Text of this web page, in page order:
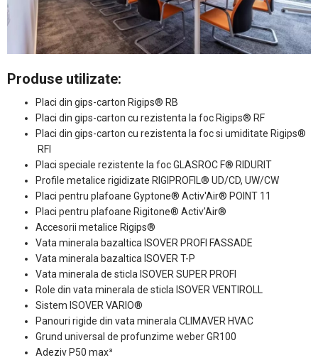
Produse utilizate:
Placi din gips-carton Rigips® RB
Placi din gips-carton cu rezistenta la foc Rigips® RF
Placi din gips-carton cu rezistenta la foc si umiditate Rigips®
RFI
Placi speciale rezistente la foc GLASROC F® RIDURIT
Profile metalice rigidizate RIGIPROFIL® UD/CD, UW/CW
Placi pentru plafoane Gyptone® Activ'Air® POINT 11
Placi pentru plafoane Rigitone® Activ'Air®
Accesorii metalice Rigips®
Vata minerala bazaltica ISOVER PROFI FASSADE
Vata minerala bazaltica ISOVER T-P
Vata minerala de sticla ISOVER SUPER PROFI
Role din vata minerala de sticla ISOVER VENTIROLL
Sistem ISOVER VARIO®
Panouri rigide din vata minerala CLIMAVER HVAC
Grund universal de profunzime weber GR100
Adeziv P50 max³